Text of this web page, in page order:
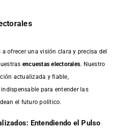
ofrecer una visión clara y precisa del
encuestas electorales. Nuestro
actualizada y fiable,
para entender las
el futuro político.
Entendiendo el Pulso